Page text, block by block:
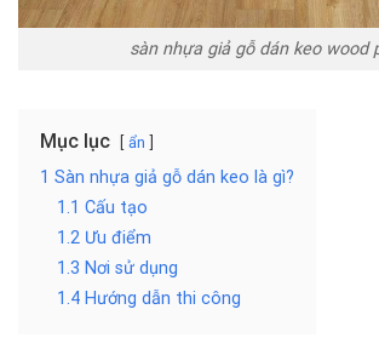
sàn nhựa giả gỗ dán keo wood
Mục lục ẩn
1 Sàn nhựa giả gỗ dán keo là gì?
1.1 Cấu tạo
1.2 Ưu điểm
1.3 Nơi sử dụng
1.4 Hướng dẫn thi công